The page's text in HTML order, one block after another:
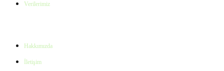
Verilerimiz
Hakkımızda
İletişim